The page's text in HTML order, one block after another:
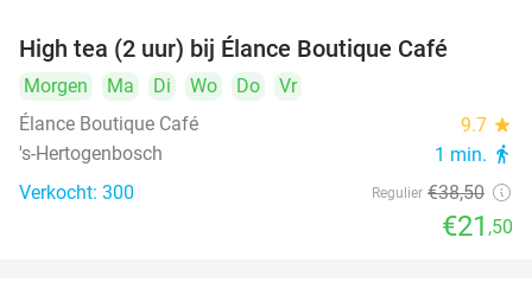
High tea (2 uur) bij Élance Boutique Café
Morgen Ma Di Wo Do
Vr
Élance Boutique Café
9.7 star
's-Hertogenbosch 1 min. directions_walk
Verkocht: 300 Regulier €38,50
€21 ,50